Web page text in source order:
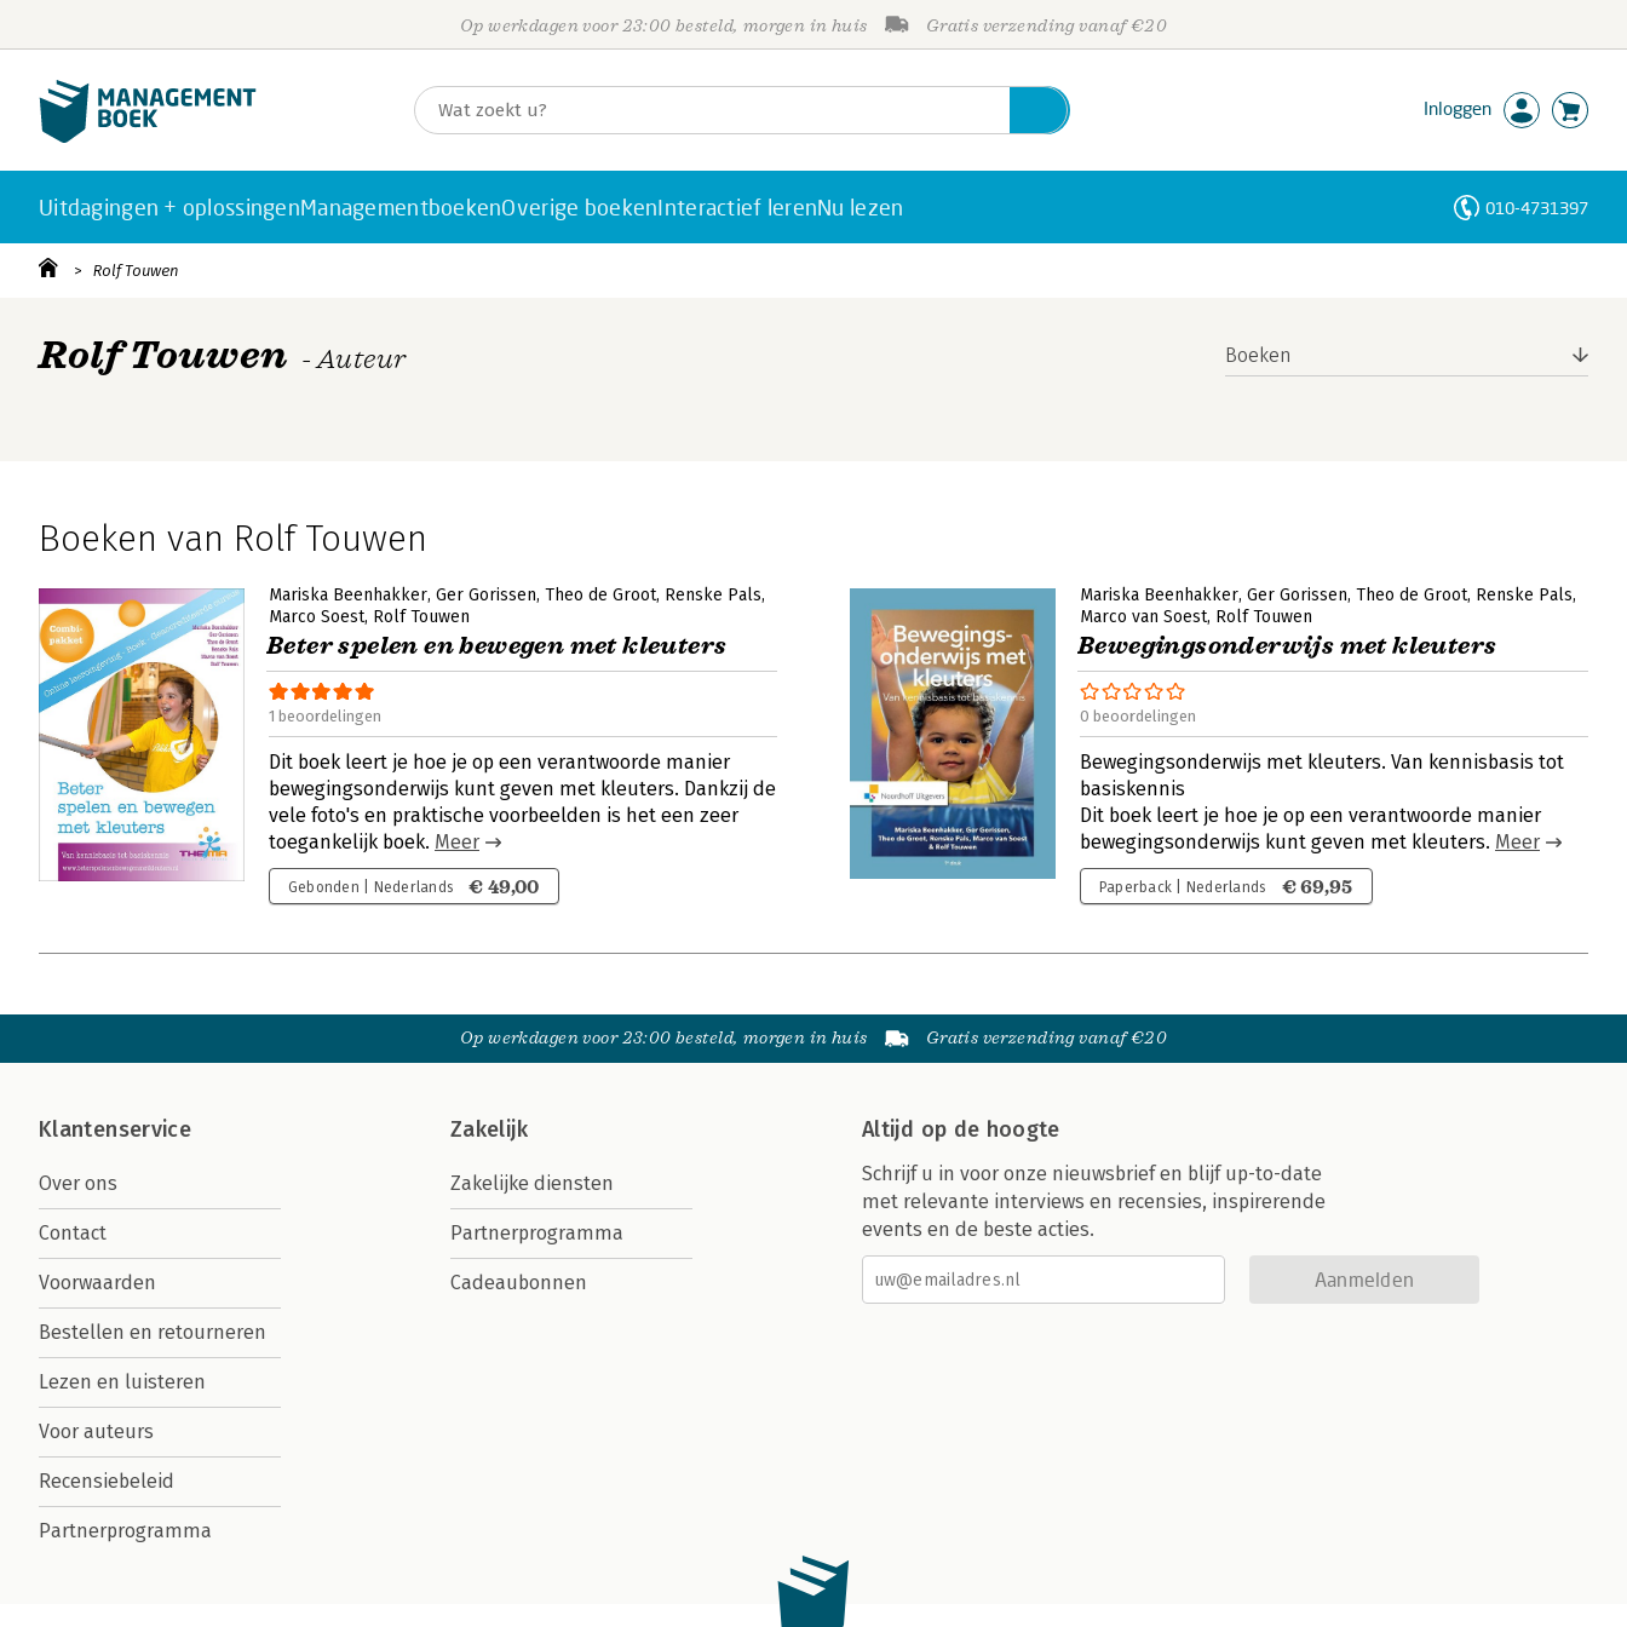
Op werkdagen voor 23:00 besteld, morgen in huis Gratis verzending vanaf €20
Inloggen
Uitdagingen + oplossingenManagementboekenOverige boekenInteractief lerenNu lezen 010-4731397
Rolf Touwen
Rolf Touwen - Auteur Boeken
Boeken van Rolf Touwen
Mariska Beenhakker Ger Gorissen Theo de Groot Renske Pals
Marco Soest Rolf Touwen
Beter spelen en bewegen met kleuters
1 beoordelingen
Dit boek leert je hoe je op een verantwoorde manier
bewegingsonderwijs kunt geven met kleuters. Dankzij de
vele foto's en praktische voorbeelden is het een zeer
toegankelijk boek. Meer
Gebonden | Nederlands € 49,00
Mariska Beenhakker Ger Gorissen Theo de Groot Renske Pals
Marco van Soest Rolf Touwen
Bewegingsonderwijs met kleuters
0 beoordelingen
Bewegingsonderwijs met kleuters. Van kennisbasis tot
basiskennis
Dit boek leert je hoe je op een verantwoorde manier
bewegingsonderwijs kunt geven met kleuters. Meer
Paperback | Nederlands € 69,95
Op werkdagen voor 23:00 besteld, morgen in huis Gratis verzending vanaf €20
Klantenservice
Over ons
Contact
Voorwaarden
Bestellen en retourneren
Lezen en luisteren
Voor auteurs
Recensiebeleid
Partnerprogramma
Zakelijk
Zakelijke diensten
Partnerprogramma
Cadeaubonnen
Altijd op de hoogte
Schrijf u in voor onze nieuwsbrief en blijf up-to-date
met relevante interviews en recensies, inspirerende
events en de beste acties.
Aanmelden
Personen